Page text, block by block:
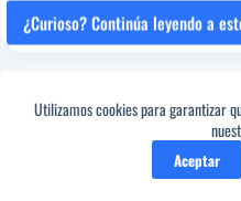
Utilizamos cookies para garantizar
Aceptar
¿Curioso? Continúa leyendo a
EL
COMO
PINTA
[Poema